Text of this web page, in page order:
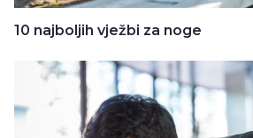
10 najboljih vježbi za noge